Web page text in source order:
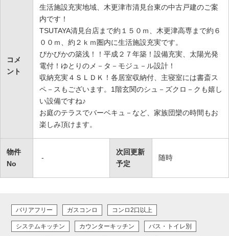
コメ
ント
生活施設充実地域、木更津市清見台東の中古戸建のご案
内です！
TSUTAYA清見台店まで約１５０ｍ、木更津高専まで約６
００ｍ、約２ｋｍ圏内に生活施設充実です。
ぴかぴかの築浅！！平成２７年築！設備充実、太陽光発
電付！ゆとりのメ－タ－モジュ－ル設計！
収納充実４ＳＬＤＫ！各居室収納付、主寝室には書斎ス
ペ－スもございます。1階玄関のシュ－ズクロ－クも嬉し
い設備ですね♪
お庭のテラスでバーベキュ－など、家族団欒の時間もお
楽しみ頂けます。
物件
No
-
次回更新
予定
随時
バリアフリー ガスコンロ コンロ2口以上
システムキッチン カウンターキッチン バス・トイレ別